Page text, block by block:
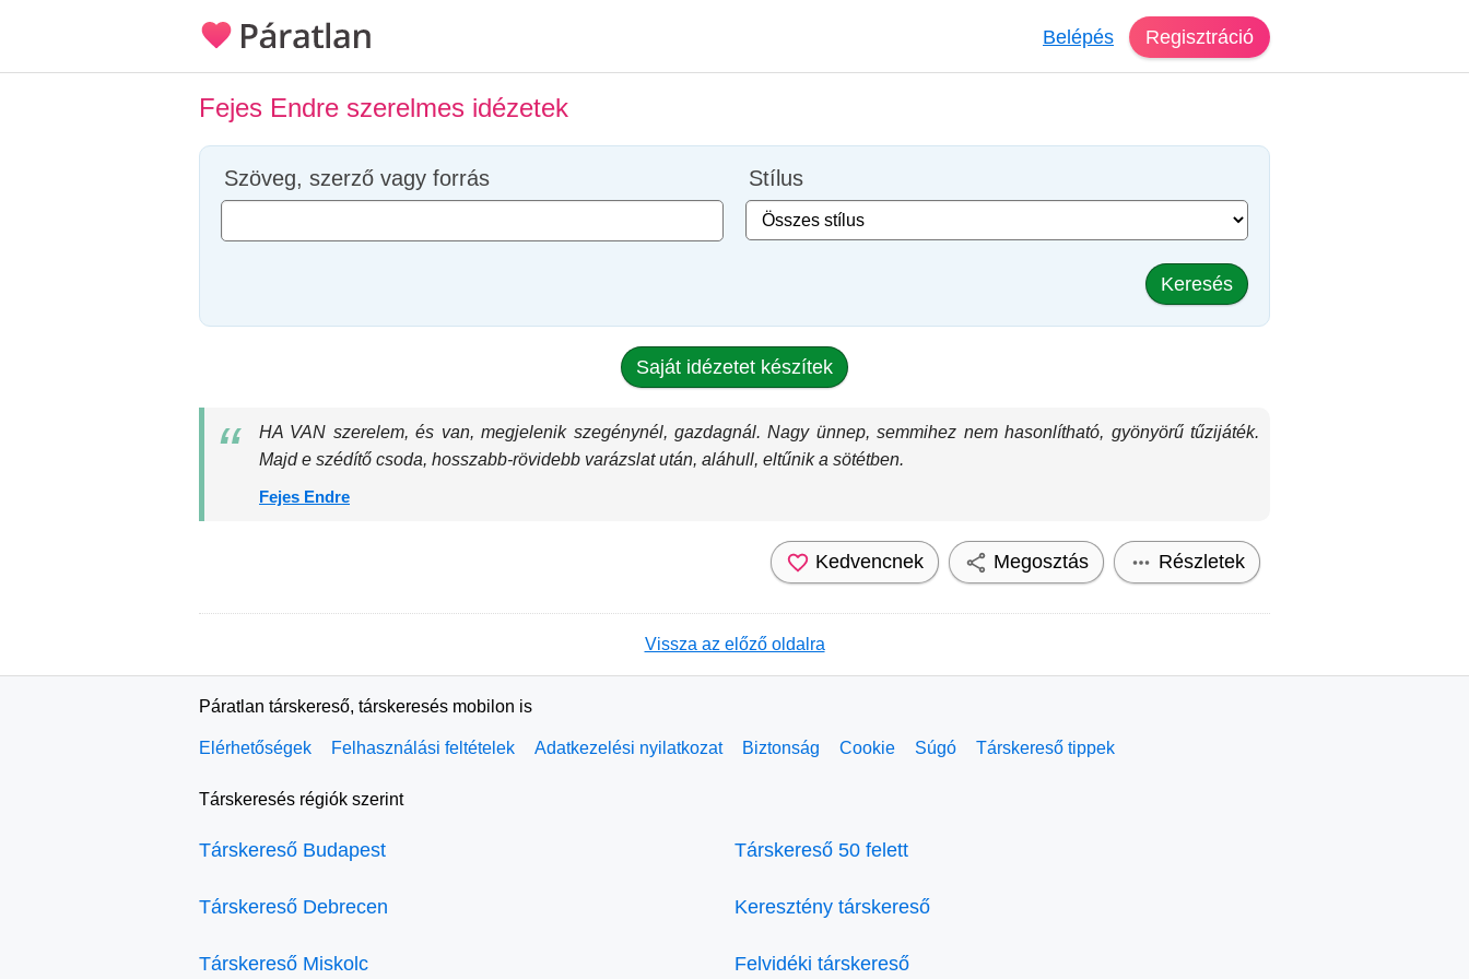
Belépés Regisztráció
Fejes Endre szerelmes idézetek
Szöveg, szerző vagy forrás Stílus
Keresés
Saját idézetet készítek
HA VAN szerelem, és van, megjelenik szegénynél, gazdagnál. Nagy ünnep, semmihez nem hasonlítható, gyönyörű tűzijáték.
Majd e szédítő csoda, hosszabb-rövidebb varázslat után, aláhull, eltűnik a sötétben.
Fejes Endre
Kedvencnek Megosztás Részletek
Vissza az előző oldalra
Páratlan társkereső, társkeresés mobilon is
Elérhetőségek Felhasználási feltételek Adatkezelési nyilatkozat Biztonság Cookie Súgó Társkereső tippek
Társkeresés régiók szerint
Társkereső Budapest
Társkereső Debrecen
Társkereső Miskolc
Társkereső 50 felett
Keresztény társkereső
Felvidéki társkereső